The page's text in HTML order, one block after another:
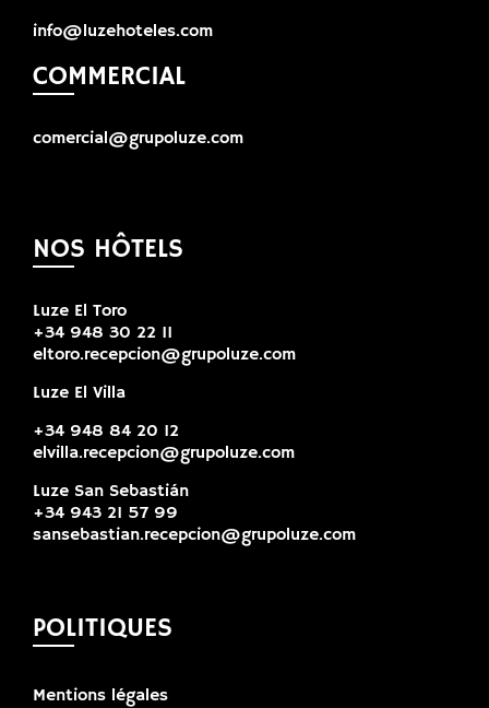
info@luzehoteles.com
COMMERCIAL
comercial@grupoluze.com
NOS HÔTELS
Luze El Toro
+34 948 30 22 11
eltoro.recepcion@grupoluze.com
Luze El Villa
+34 948 84 20 12
elvilla.recepcion@grupoluze.com
Luze San Sebastián
+34 943 21 57 99
sansebastian.recepcion@grupoluze.com
POLITIQUES
Mentions légales